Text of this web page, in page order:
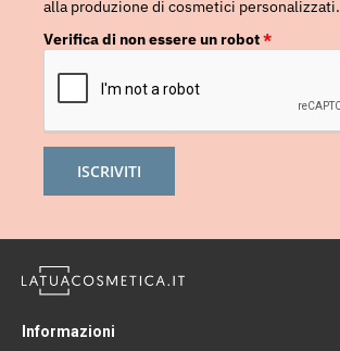
alla produzione di cosmetici personalizzati.
Verifica di non essere un robot*
ISCRIVITI
Informazioni